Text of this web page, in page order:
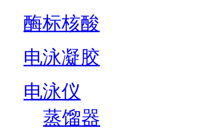
酶标核酸
电泳凝胶
电泳仪
蒸馏器